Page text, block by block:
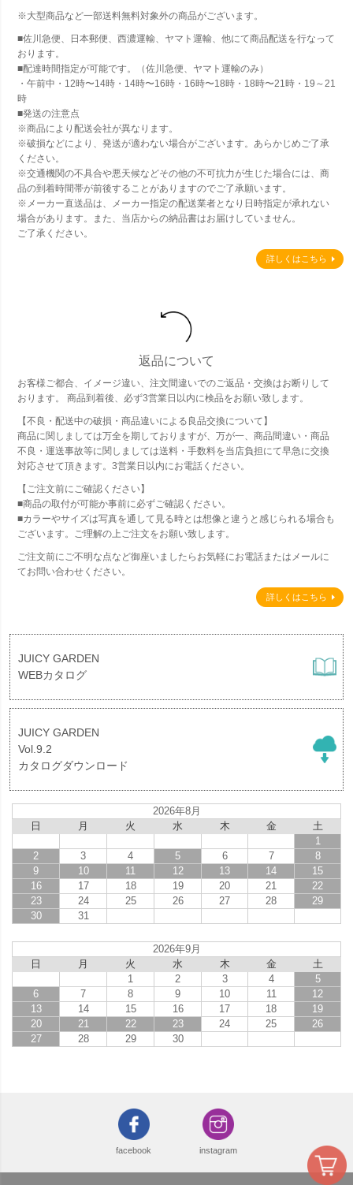
※大型商品など一部送料無料対象外の商品がございます。
■佐川急便、日本郵便、西濃運輸、ヤマト運輸、他にて商品配送を行なって
おります。
■配達時間指定が可能です。（佐川急便、ヤマト運輸のみ）
・午前中・12時〜14時・14時〜16時・16時〜18時・18時〜21時・19～21
時
■発送の注意点
※商品により配送会社が異なります。
※破損などにより、発送が適わない場合がございます。あらかじめご了承
ください。
※交通機関の不具合や悪天候などその他の不可抗力が生じた場合には、商
品の到着時間帯が前後することがありますのでご了承願います。
※メーカー直送品は、メーカー指定の配送業者となり日時指定が承れない
場合があります。また、当店からの納品書はお届けしていません。
ご了承ください。
詳しくはこちら
返品について
お客様ご都合、イメージ違い、注文間違いでのご返品・交換はお断りして
おります。 商品到着後、必ず3営業日以内に検品をお願い致します。
【不良・配送中の破損・商品違いによる良品交換について】
商品に関しましては万全を期しておりますが、万が一、商品間違い・商品
不良・運送事故等に関しましては送料・手数料を当店負担にて早急に交換
対応させて頂きます。3営業日以内にお電話ください。
【ご注文前にご確認ください】
■商品の取付が可能か事前に必ずご確認ください。
■カラーやサイズは写真を通して見る時とは想像と違うと感じられる場合も
ございます。ご理解の上ご注文をお願い致します。
ご注文前にご不明な点など御座いましたらお気軽にお電話またはメールに
てお問い合わせください。
詳しくはこちら
JUICY GARDEN
WEBカタログ
JUICY GARDEN
Vol.9.2
カタログダウンロード
2026年8月
日
月 火 水 木 金
土
1
2
3 4 5 6 7
8
9
10 11 12 13 14
15
16
17 18 19 20 21
22
23
24 25 26 27 28
29
30
31
2026年9月
日
月 火 水 木 金
土
1
2 3 4
5
6
7 8 9 10 11
12
13
14 15 16 17 18
19
20
21 22 23 24 25
26
27
28 29 30
facebook instagram